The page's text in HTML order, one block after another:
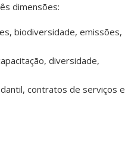
dimensões:
biodiversidade, emissões,
diversidade,
contratos de serviços e